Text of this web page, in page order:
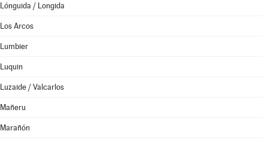
Lónguida / Longida
Los Arcos
Lumbier
Luquin
Luzaide / Valcarlos
Mañeru
Marañón